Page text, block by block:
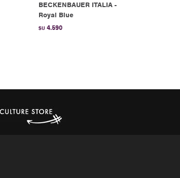
BECKENBAUER ITALIA -
Royal Blue
$U 4.590